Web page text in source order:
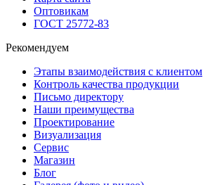
Оптовикам
ГОСТ 25772-83
Рекомендуем
Этапы взаимодействия с клиентом
Контроль качества продукции
Письмо директору
Наши преимущества
Проектирование
Визуализация
Сервис
Магазин
Блог